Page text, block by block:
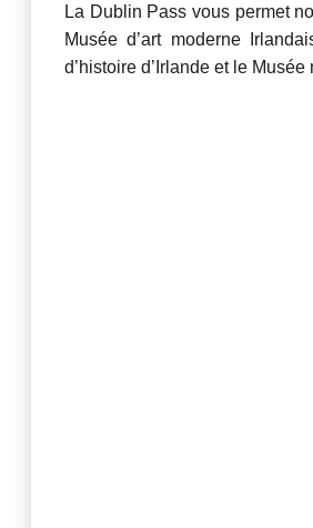
La Dublin Pass vous permet
Musée d’art moderne
d’histoire d’Irlande et le